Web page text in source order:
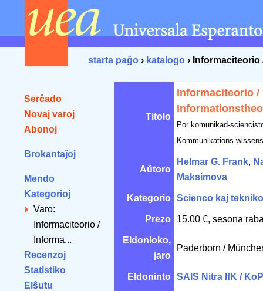
starta paĝo › katalogo ›
Serĉado
Novaj varoj
Abonoj
Brokantaĵoj
Mendo
Kategorioj
Varo:
Informaciteorio /
Informa...
Recenzoj
Statistiko
Elŝutu
Titolo
Informaciteorio /
Por komunikad-
Kommunikations-
Aŭtoro
Helmar G. Frank,
Maksimova
Kategorio Scienco kaj tekniko
Prezo 15.00 €, sesona
Eldonloko,
jaro
Paderborn /
Eldoninto SAIS Nitra IfK /